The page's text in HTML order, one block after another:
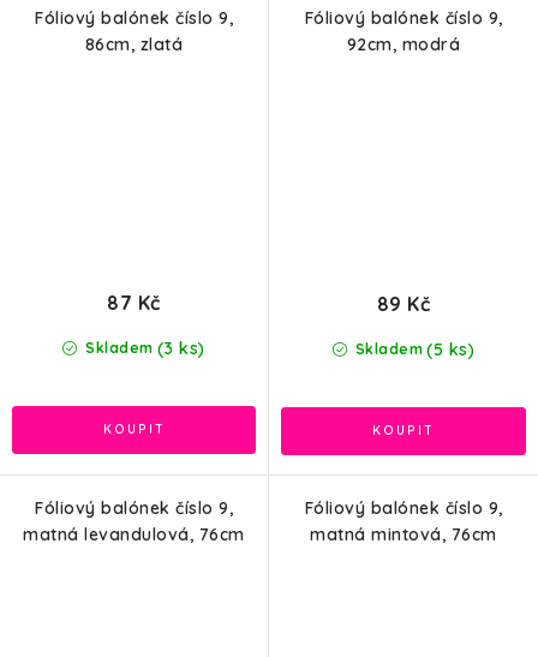
Fóliový balónek číslo 9,
86cm, zlatá
Skladem (3 ks)
87 Kč
Fóliový balónek číslo 9,
92cm, modrá
Skladem (5 ks)
89 Kč
Fóliový balónek číslo 9,
matná levandulová, 76cm
Fóliový balónek číslo 9,
matná mintová, 76cm